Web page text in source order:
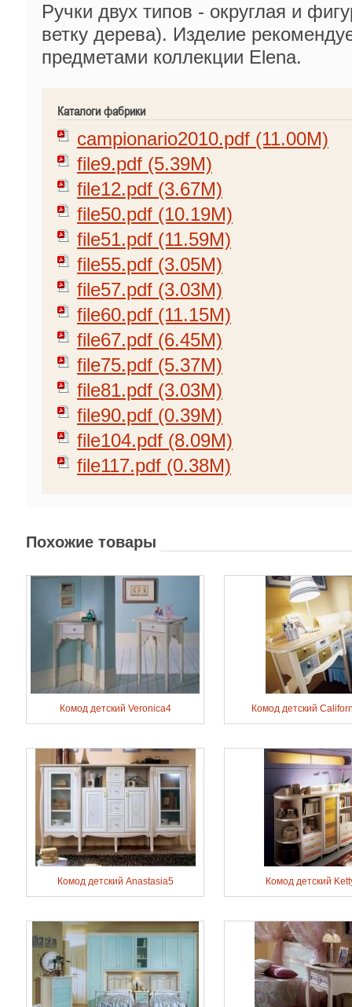
Ручки двух типов - округлая и
ветку дерева). Изделие
предметами коллекции Elena.
Каталоги фабрики
campionario2010.pdf (11.00M)
file9.pdf (5.39M)
file12.pdf (3.67M)
file50.pdf (10.19M)
file51.pdf (11.59M)
file55.pdf (3.05M)
file57.pdf (3.03M)
file60.pdf (11.15M)
file67.pdf (6.45M)
file75.pdf (5.37M)
file81.pdf (3.03M)
file90.pdf (0.39M)
file104.pdf (8.09M)
file117.pdf (0.38M)
Похожие товары
Комод детский Veronica4 Комод детский
Комод детский Anastasia5 Комод детский